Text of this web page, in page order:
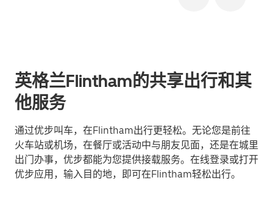
英格兰Flintham的共享出行和其
他服务
通过优步叫车，在Flintham出行更轻松。无论您是前往
火车站或机场，在餐厅或活动中与朋友见面，还是在城里
出门办事，优步都能为您提供接载服务。在线登录或打开
优步应用，输入目的地，即可在Flintham轻松出行。